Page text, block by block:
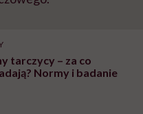
tarczycy – za co
Normy i badanie